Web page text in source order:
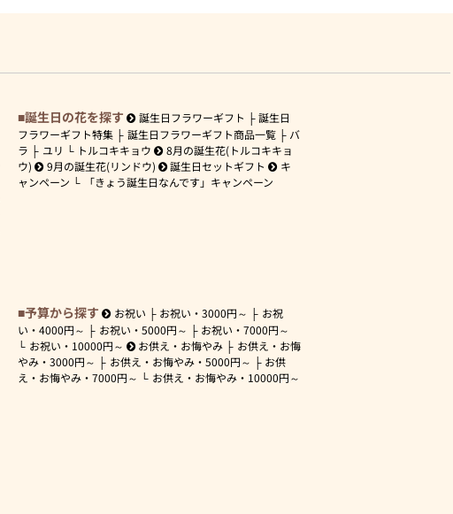
誕生日の花を探す 誕生日フラワーギフト
誕生日
フラワーギフト特集
誕生日フラワーギフト商品一覧
バ
ラ
ユリ トルコキキョウ
8月の誕生花(トルコキキョ
ウ)
9月の誕生花(リンドウ) 誕生日セットギフト
キ
ャンペーン
「きょう誕生日なんです」キャンペーン
予算から探す お祝い お祝い・3000円～
お祝
い・ 4000円～ お祝い・ 5000円～ お祝い・7000円～
お祝い・ 10000円～ お供え・お悔やみ
お供え・お悔
やみ・ 3000円～ お供え・お悔やみ・ 5000円～
お供
え・お悔やみ・ 7000円～ お供え・お悔やみ・ 10000円～